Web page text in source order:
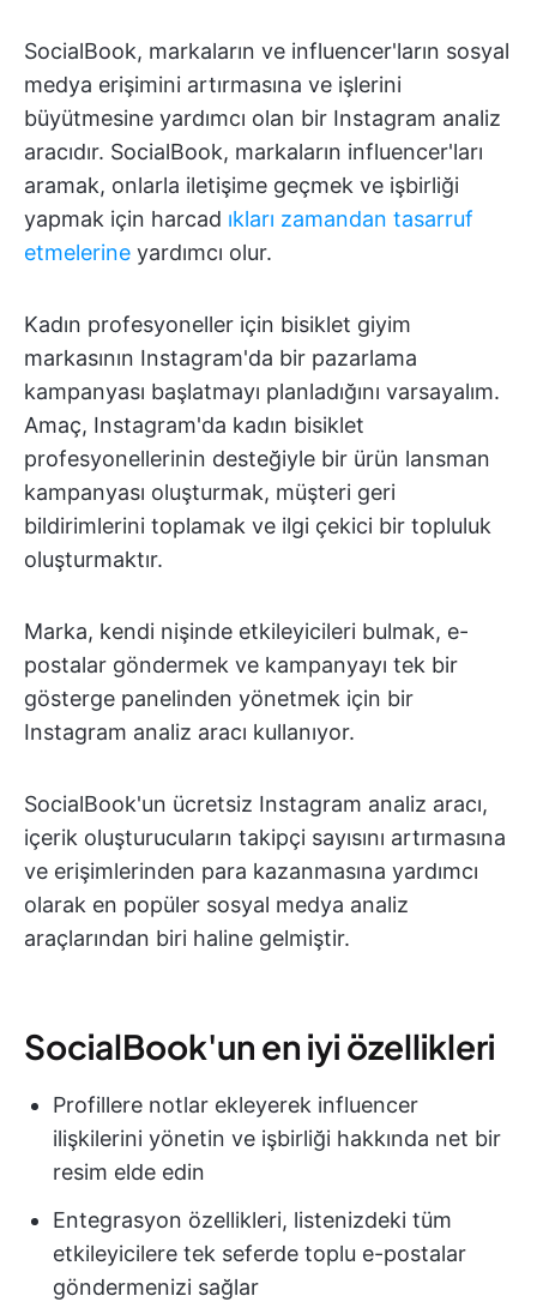
SocialBook, markaların ve influencer'ların sosyal
medya erişimini artırmasına ve işlerini
büyütmesine yardımcı olan bir Instagram analiz
aracıdır. SocialBook, markaların influencer'ları
aramak, onlarla iletişime geçmek ve işbirliği
yapmak için harcad ıkları zamandan tasarruf
etmelerine yardımcı olur.
Kadın profesyoneller için bisiklet giyim
markasının Instagram'da bir pazarlama
kampanyası başlatmayı planladığını varsayalım.
Amaç, Instagram'da kadın bisiklet
profesyonellerinin desteğiyle bir ürün lansman
kampanyası oluşturmak, müşteri geri
bildirimlerini toplamak ve ilgi çekici bir topluluk
oluşturmaktır.
Marka, kendi nişinde etkileyicileri bulmak, e-
postalar göndermek ve kampanyayı tek bir
gösterge panelinden yönetmek için bir
Instagram analiz aracı kullanıyor.
SocialBook'un ücretsiz Instagram analiz aracı,
içerik oluşturucuların takipçi sayısını artırmasına
ve erişimlerinden para kazanmasına yardımcı
olarak en popüler sosyal medya analiz
araçlarından biri haline gelmiştir.
SocialBook'un en iyi özellikleri
Profillere notlar ekleyerek influencer
ilişkilerini yönetin ve işbirliği hakkında net bir
resim elde edin
Entegrasyon özellikleri, listenizdeki tüm
etkileyicilere tek seferde toplu e-postalar
göndermenizi sağlar